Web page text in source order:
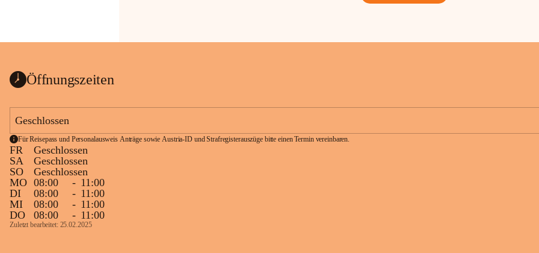
Öffnungszeiten
Geschlossen
Für Reisepass und Personalausweis Anträge sowie Austria-ID und Strafregisterauszüge bitte einen Termin vereinbaren.
FR
Geschlossen
SA
Geschlossen
SO
Geschlossen
MO 08:00 - 11:00
DI
08:00 - 11:00
MI
08:00 - 11:00
DO
08:00 - 11:00
Zuletzt bearbeitet: 25.02.2025